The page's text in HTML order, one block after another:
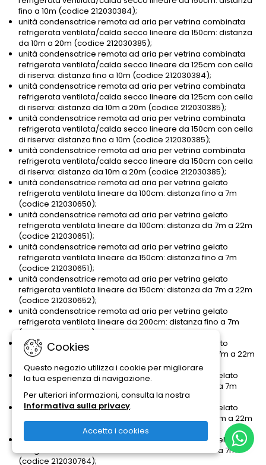
fino a 10m (codice 212030384);
unità condensatrice remota ad aria per vetrina combinata
refrigerata ventilata/calda secco lineare da 150cm: distanza
da 10m a 20m (codice 212030385);
unità condensatrice remota ad aria per vetrina combinata
refrigerata ventilata/calda secco lineare da 125cm con cella
di riserva: distanza fino a 10m (codice 212030384);
unità condensatrice remota ad aria per vetrina combinata
refrigerata ventilata/calda secco lineare da 125cm con cella
di riserva: distanza da 10m a 20m (codice 212030385);
unità condensatrice remota ad aria per vetrina combinata
refrigerata ventilata/calda secco lineare da 150cm con cella
di riserva: distanza fino a 10m (codice 212030385);
unità condensatrice remota ad aria per vetrina combinata
refrigerata ventilata/calda secco lineare da 150cm con cella
di riserva: distanza da 10m a 20m (codice 212030385);
unità condensatrice remota ad aria per vetrina gelato
refrigerata ventilata lineare da 100cm: distanza fino a 7m
(codice 212030650);
unità condensatrice remota ad aria per vetrina gelato
refrigerata ventilata lineare da 100cm: distanza da 7m a 22m
(codice 212030651);
unità condensatrice remota ad aria per vetrina gelato
refrigerata ventilata lineare da 150cm: distanza fino a 7m
(codice 212030651);
unità condensatrice remota ad aria per vetrina gelato
refrigerata ventilata lineare da 150cm: distanza da 7m a 22m
(codice 212030652);
unità condensatrice remota ad aria per vetrina gelato
refrigerata ventilata lineare da 200cm: distanza fino a 7m
(codice 212030652);
unità condensatrice remota ad aria per vetrina gelato
refrigerata ventilata lineare da 200cm: distanza da 7m a 22m
(codice 212030653);
unità condensatrice remota ad acqua per vetrina gelato
refrigerata ventilata lineare da 100cm: distanza fino a 7m
(codice 212030904);
unità condensatrice remota ad acqua per vetrina gelato
refrigerata ventilata lineare da 100cm: distanza da 7m a 22m
(codice 212030764);
unità condensatrice remota ad acqua per vetrina gelato
refrigerata ventilata lineare da 150cm: distanza fino a 7m
(codice 212030764);
Cookies
Questo negozio utilizza i cookie per migliorare
la tua esperienza di navigazione.
Per ulteriori informazioni, consulta la nostra
Informativa sulla privacy.
Accetta i cookies